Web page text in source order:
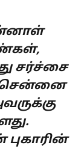
சர்ச்சை
சென்னை